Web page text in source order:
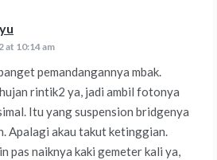
at 10:14 am
pemandangannya mbak.
rintik2 ya, jadi ambil fotonya
Itu yang suspension bridgenya
Apalagi akau takut ketinggian.
pas naiknya kaki gemeter kali ya,